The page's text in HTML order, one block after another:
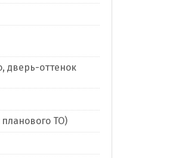
дверь-оттенок
ТО)